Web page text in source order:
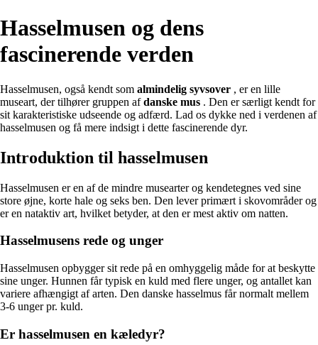
Hasselmusen og dens
fascinerende verden
Hasselmusen, også kendt som almindelig syvsover , er en lille
museart, der tilhører gruppen afdanske mus . Den er særligt kendt for
sit karakteristiske udseende og adfærd. Lad os dykke ned i verdenen af
hasselmusen og få mere indsigt i dette fascinerende dyr.
Introduktion til hasselmusen
Hasselmusen er en af de mindre musearter og kendetegnes ved sine
store øjne, korte hale og seks ben. Den lever primært i skovområder og
er en nataktiv art, hvilket betyder, at den er mest aktiv om natten.
Hasselmusens rede og unger
Hasselmusen opbygger sit rede på en omhyggelig måde for at beskytte
sine unger. Hunnen får typisk en kuld med flere unger, og antallet kan
variere afhængigt af arten. Den danske hasselmus får normalt mellem
3-6 unger pr. kuld.
Er hasselmusen en kæledyr?